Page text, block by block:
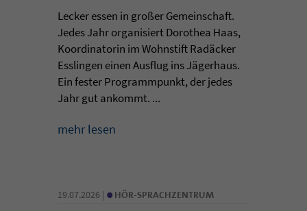
Lecker essen in großer Gemeinschaft.
Jedes Jahr organisiert Dorothea Haas,
Koordinatorin im Wohnstift Radäcker
Esslingen einen Ausflug ins Jägerhaus.
Ein fester Programmpunkt, der jedes
Jahr gut ankommt. ...
mehr lesen
19.07.2026 | • HÖR-SPRACHZENTRUM